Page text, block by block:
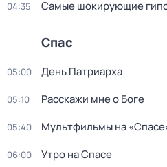
04:35 Самые шoкиpующие
Спас
05:00 День Патриарха
05:10 Расскажи мне о Боге
05:40 Мультфильмы на
06:00 Утро на Спасе